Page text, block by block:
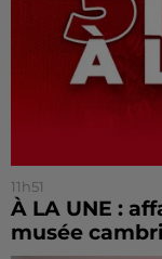
11h51
À LA UNE :
musée